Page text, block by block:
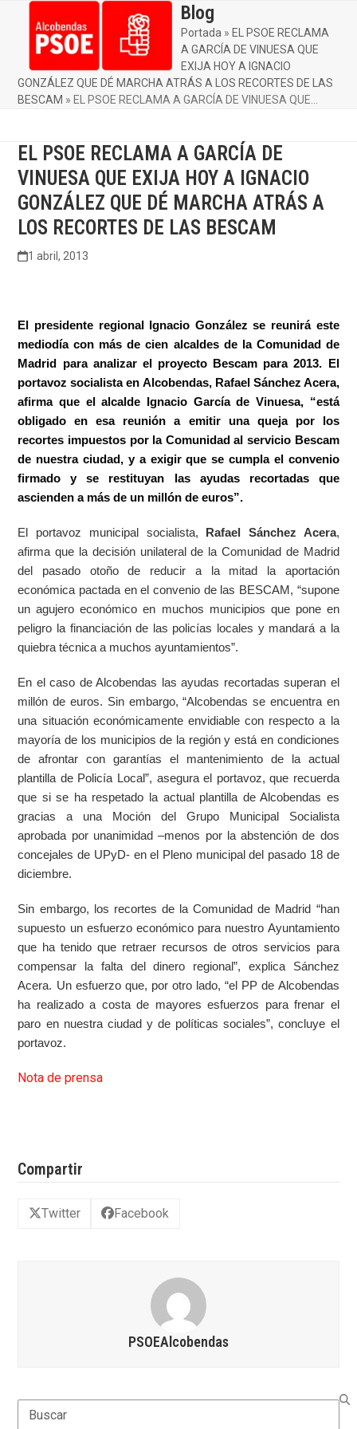
contentmobile
menu
mobile
menu
Blog
Portada » EL PSOE RECLAMA
A GARCÍA DE VINUESA QUE
EXIJA HOY A IGNACIO
GONZÁLEZ QUE DÉ MARCHA ATRÁS A LOS RECORTES DE LAS
BESCAM » EL PSOE RECLAMA A GARCÍA DE VINUESA QUE…
EL PSOE RECLAMA A GARCÍA DE
VINUESA QUE EXIJA HOY A IGNACIO
GONZÁLEZ QUE DÉ MARCHA ATRÁS A
LOS RECORTES DE LAS BESCAM
1 abril, 2013
El presidente regional Ignacio González se reunirá este
mediodía con más de cien alcaldes de la Comunidad de
Madrid para analizar el proyecto Bescam para 2013. El
portavoz socialista en Alcobendas, Rafael Sánchez Acera,
afirma que el alcalde Ignacio García de Vinuesa, “está
obligado en esa reunión a emitir una queja por los
recortes impuestos por la Comunidad al servicio Bescam
de nuestra ciudad, y a exigir que se cumpla el convenio
firmado y se restituyan las ayudas recortadas que
ascienden a más de un millón de euros”.
El portavoz municipal socialista, Rafael Sánchez Acera,
afirma que la decisión unilateral de la Comunidad de Madrid
del pasado otoño de reducir a la mitad la aportación
económica pactada en el convenio de las BESCAM, “supone
un agujero económico en muchos municipios que pone en
peligro la financiación de las policías locales y mandará a la
quiebra técnica a muchos ayuntamientos”.
En el caso de Alcobendas las ayudas recortadas superan el
millón de euros. Sin embargo, “Alcobendas se encuentra en
una situación económicamente envidiable con respecto a la
mayoría de los municipios de la región y está en condiciones
de afrontar con garantías el mantenimiento de la actual
plantilla de Policía Local”, asegura el portavoz, que recuerda
que si se ha respetado la actual plantilla de Alcobendas es
gracias a una Moción del Grupo Municipal Socialista
aprobada por unanimidad –menos por la abstención de dos
concejales de UPyD- en el Pleno municipal del pasado 18 de
diciembre.
Sin embargo, los recortes de la Comunidad de Madrid “han
supuesto un esfuerzo económico para nuestro Ayuntamiento
que ha tenido que retraer recursos de otros servicios para
compensar la falta del dinero regional”, explica Sánchez
Acera. Un esfuerzo que, por otro lado, “el PP de Alcobendas
ha realizado a costa de mayores esfuerzos para frenar el
paro en nuestra ciudad y de políticas sociales”, concluye el
portavoz.
Nota de prensa
Compartir
Twitter Facebook
PSOEAlcobendas
Search